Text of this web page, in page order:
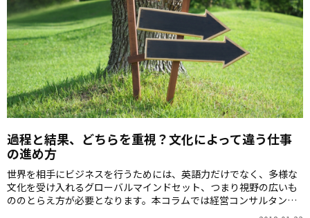
過程と結果、どちらを重視？文化によって違う仕事
の進め方
世界を相手にビジネスを行うためには、英語力だけでなく、多様な
文化を受け入れるグローバルマインドセット、つまり視野の広いも
ののとらえ方が必要となります。本コラムでは経営コンサルタント
のロッシェル・カップさんに、グローバルマインドセット獲得のヒ